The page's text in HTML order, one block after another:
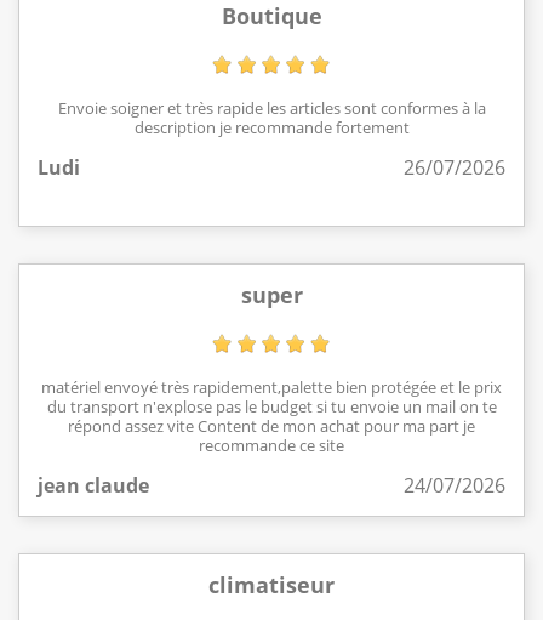
Boutique
Envoie soigner et très rapide les articles sont conformes à la
description je recommande fortement
Ludi 26/07/2026
super
matériel envoyé très rapidement,palette bien protégée et le prix
du transport n'explose pas le budget si tu envoie un mail on te
répond assez vite Content de mon achat pour ma part je
recommande ce site
jean claude 24/07/2026
climatiseur